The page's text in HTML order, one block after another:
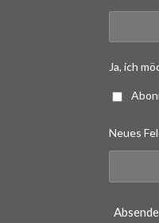
Ja, ich
Neues